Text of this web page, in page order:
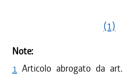
(1)
Note:
1 Articolo abrogato da